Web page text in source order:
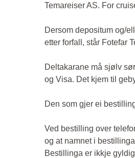
Temareiser AS. For
Dersom depositum og/
etter forfall, står Fotefar
Deltakarane må sjølv
og Visa. Det kjem til
Den som gjer ei
Ved bestilling over
og at namnet i
Bestillinga er ikkje